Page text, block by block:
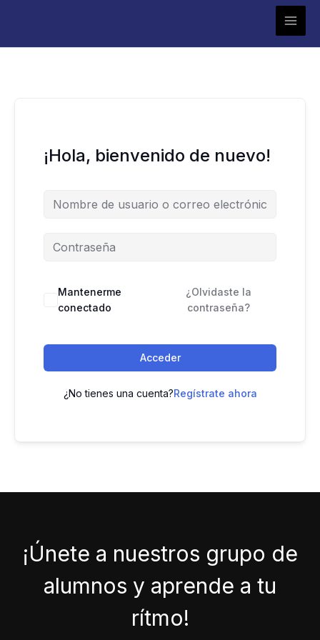
¡Hola, bienvenido de nuevo!
Mantenerme
conectado
¿Olvidaste la
contraseña?
Acceder
¿No tienes una cuenta?Regístrate ahora
¡Únete a nuestros grupo de
alumnos y aprende a tu
rítmo!